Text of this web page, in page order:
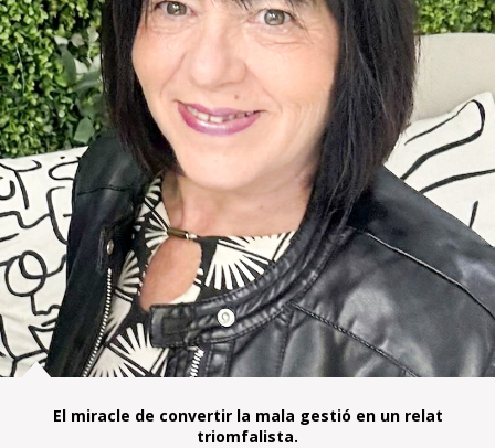
El miracle de convertir la mala gestió en un relat
triomfalista.